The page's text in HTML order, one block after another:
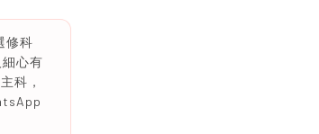
修科
心有
科，